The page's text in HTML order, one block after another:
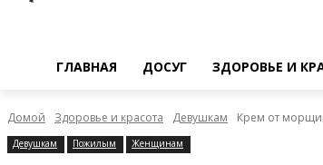
ГЛАВНАЯ ДОСУГ ЗДОРОВЬЕ И
Домой Здоровье и красота Девушкам Крем от
Девушкам Пожилым Женщинам